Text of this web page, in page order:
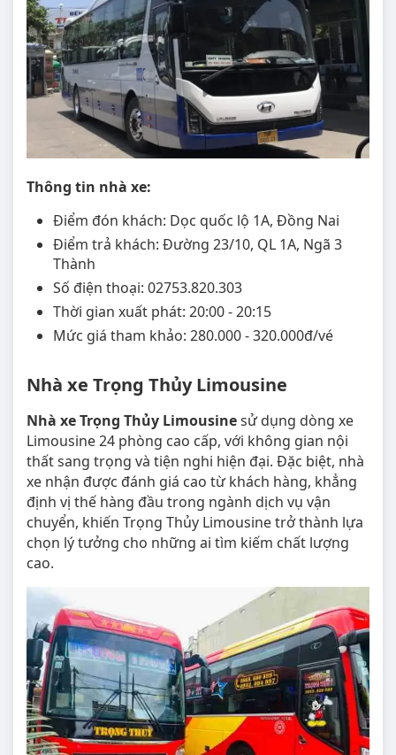
Thông tin nhà xe:
Điểm đón khách: Dọc quốc lộ 1A, Đồng Nai
Điểm trả khách: Đường 23/10, QL 1A, Ngã 3
Thành
Số điện thoại: 02753.820.303
Thời gian xuất phát: 20:00 - 20:15
Mức giá tham khảo: 280.000 - 320.000đ/vé
Nhà xe Trọng Thủy Limousine
Nhà xe Trọng Thủy Limousinesử dụng dòng xe
Limousine 24 phòng cao cấp, với không gian nội
thất sang trọng và tiện nghi hiện đại. Đặc biệt, nhà
xe nhận được đánh giá cao từ khách hàng, khẳng
định vị thế hàng đầu trong ngành dịch vụ vận
chuyển, khiến Trọng Thủy Limousine trở thành lựa
chọn lý tưởng cho những ai tìm kiếm chất lượng
cao.